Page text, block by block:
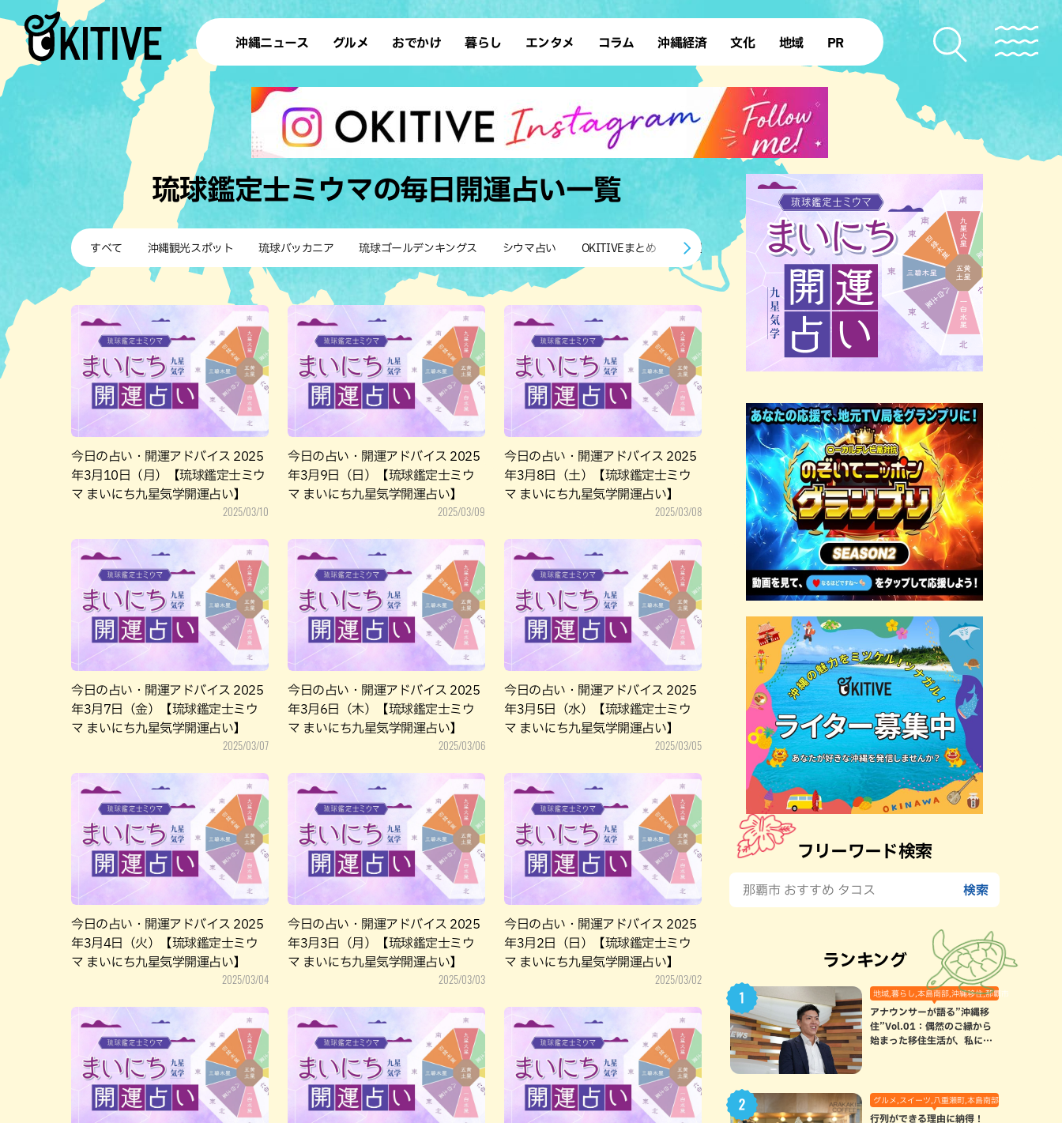
沖縄ニュース グルメ
ラーメン 沖縄そば
テイクアウト カフェ
すし・魚料理 和食・日本料理
沖縄料理 アジア・エスニック
ステーキ・焼肉 焼鳥・串料理
その他の肉料理 居酒屋・バー
ブッフェ・バイキング スイーツ
パン カレー
ハンバーガー タコス・タコライス
おでかけ
デート ドライブ
散歩 ソロ活
歴史 体験
サウナ 公園
暮らし
レシピ SDGs
ファッション ローカルニュース
沖縄移住 沖縄旧暦行事
エンタメ
スポーツ 占い
タレント・芸人 テレビ
コラム 沖縄経済 文化
復帰50年
地域
本島北部
本島南部 先島諸島
北部離島
PR
琉球鑑定士ミウマの毎日開運占い一覧
すべて 沖縄観光スポット 琉球バッカニア 琉球ゴールデンキングス シウマ占い OKITIVEまとめ 沖縄のビーチ 沖縄キャンプ場 アナウンサーズ 復帰を知る
今日の占い・開運アドバイス 2025
年3月10日（月）【琉球鑑定士ミウ
マ まいにち九星気学開運占い】
2025/03/10
今日の占い・開運アドバイス 2025
年3月9日（日）【琉球鑑定士ミウ
マ まいにち九星気学開運占い】
2025/03/09
今日の占い・開運アドバイス 2025
年3月8日（土）【琉球鑑定士ミウ
マ まいにち九星気学開運占い】
2025/03/08
今日の占い・開運アドバイス 2025
年3月7日（金）【琉球鑑定士ミウ
マ まいにち九星気学開運占い】
2025/03/07
今日の占い・開運アドバイス 2025
年3月6日（木）【琉球鑑定士ミウ
マ まいにち九星気学開運占い】
2025/03/06
今日の占い・開運アドバイス 2025
年3月5日（水）【琉球鑑定士ミウ
マ まいにち九星気学開運占い】
2025/03/05
今日の占い・開運アドバイス 2025
年3月4日（火）【琉球鑑定士ミウ
マ まいにち九星気学開運占い】
2025/03/04
今日の占い・開運アドバイス 2025
年3月3日（月）【琉球鑑定士ミウ
マ まいにち九星気学開運占い】
2025/03/03
今日の占い・開運アドバイス 2025
年3月2日（日）【琉球鑑定士ミウ
マ まいにち九星気学開運占い】
2025/03/02
フリーワード検索
ランキング
地域,暮らし,本島南部,沖縄移住,那覇市
アナウンサーが語る”沖縄移
住”Vol.01：偶然のご縁から
始まった移住生活が、私にと
グルメ,スイーツ,八重瀬町,本島南部
行列ができる理由に納得！